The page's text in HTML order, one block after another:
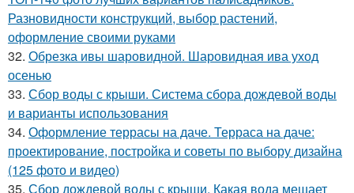
Разновидности конструкций, выбор растений,
оформление своими руками
32. Обрезка ивы шаровидной. Шаровидная ива уход
осенью
33. Сбор воды с крыши. Система сбора дождевой воды
и варианты использования
34. Оформление террасы на даче. Терраса на даче:
проектирование, постройка и советы по выбору дизайна
(125 фото и видео)
35. Сбор дождевой воды с крыши. Какая вода мешает